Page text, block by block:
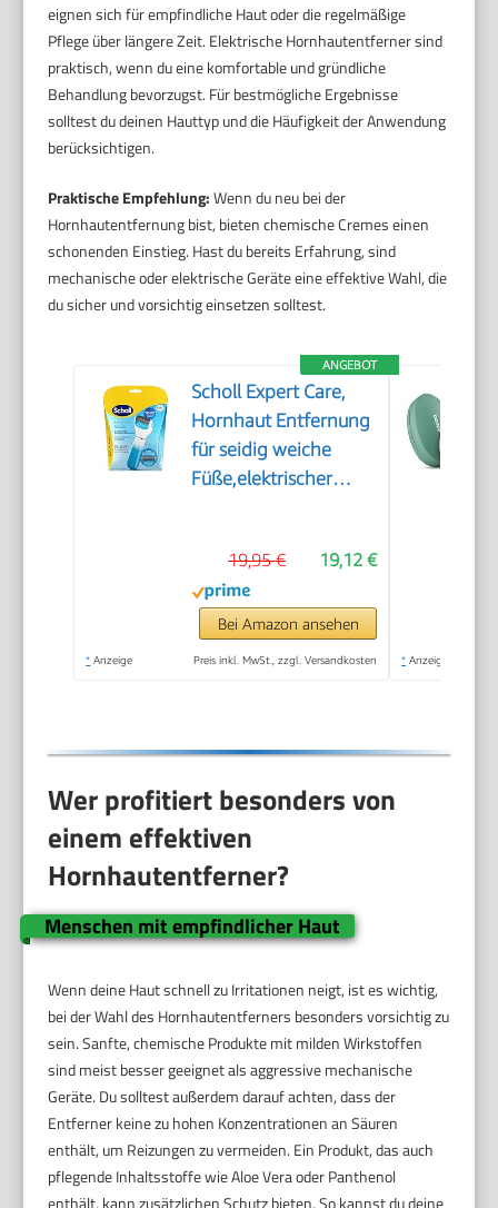
eignen sich für empfindliche Haut oder die regelmäßige
Pflege über längere Zeit. Elektrische Hornhautentferner sind
praktisch, wenn du eine komfortable und gründliche
Behandlung bevorzugst. Für bestmögliche Ergebnisse
solltest du deinen Hauttyp und die Häufigkeit der Anwendung
berücksichtigen.
Praktische Empfehlung:Wenn du neu bei der
Hornhautentfernung bist, bieten chemische Cremes einen
schonenden Einstieg. Hast du bereits Erfahrung, sind
mechanische oder elektrische Geräte eine effektive Wahl, die
du sicher und vorsichtig einsetzen solltest.
ANGEBOT
Scholl Expert Care,
Hornhaut Entfernung
für seidig weiche
Füße,elektrischer
Meeresmineralien
Rolle für präzise
Ergebnisse,1 Gerät
19,12 €
19,95 €
Bei Amazon ansehen
* Anzeige Preis inkl. MwSt., zzgl. Versandkosten * Anzeige
Wer profitiert besonders von
einem effektiven
Hornhautentferner?
Menschen mit empfindlicher Haut
Wenn deine Haut schnell zu Irritationen neigt, ist es wichtig,
bei der Wahl des Hornhautentferners besonders vorsichtig zu
sein. Sanfte, chemische Produkte mit milden Wirkstoffen
sind meist besser geeignet als aggressive mechanische
Geräte. Du solltest außerdem darauf achten, dass der
Entferner keine zu hohen Konzentrationen an Säuren
enthält, um Reizungen zu vermeiden. Ein Produkt, das auch
pflegende Inhaltsstoffe wie Aloe Vera oder Panthenol